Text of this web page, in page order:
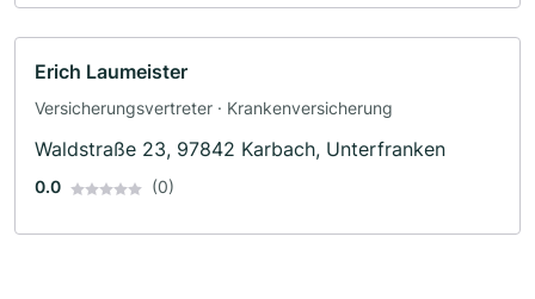
Erich Laumeister
Versicherungsvertreter · Krankenversicherung
Waldstraße 23, 97842 Karbach, Unterfranken
0.0 (0)